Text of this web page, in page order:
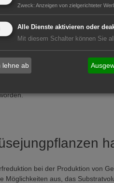
bei der Produktion von
Möglichkeiten aus, das
Zweck: Anzeigen von zielgerichteter
Alle Dienste aktivieren oder
Mit diesem Schalter können Sie
lehne ab